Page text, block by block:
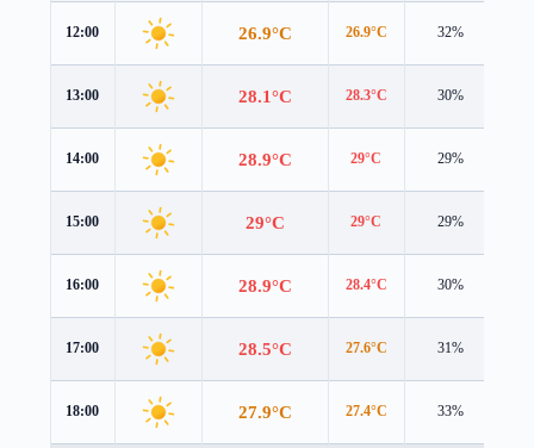
12:00 26.9°C 26.9°C 32%
13:00 28.1°C 28.3°C 30%
14:00 28.9°C 29°C 29%
15:00 29°C 29°C 29%
16:00 28.9°C 28.4°C 30%
17:00 28.5°C 27.6°C 31%
18:00 27.9°C 27.4°C 33%